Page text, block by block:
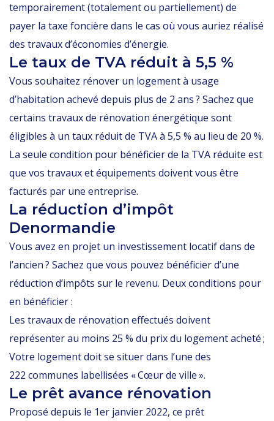
temporairement (totalement ou partiellement) de
payer la taxe foncière dans le cas où vous auriez réalisé
des travaux d’économies d’énergie.
Le taux de TVA réduit à 5,5 %
Vous souhaitez rénover un logement à usage
d’habitation achevé depuis plus de 2 ans ? Sachez que
certains travaux de rénovation énergétique sont
éligibles à un taux réduit de TVA à 5,5 % au lieu de 20 %.
La seule condition pour bénéficier de la TVA réduite est
que vos travaux et équipements doivent vous être
facturés par une entreprise.
La réduction d’impôt
Denormandie
Vous avez en projet un investissement locatif dans de
l’ancien ? Sachez que vous pouvez bénéficier d’une
réduction d’impôts sur le revenu. Deux conditions pour
en bénéficier :
Les travaux de rénovation effectués doivent
représenter au moins 25 % du prix du logement acheté ;
Votre logement doit se situer dans l’une des
222 communes labellisées « Cœur de ville ».
Le prêt avance rénovation
Proposé depuis le 1er janvier 2022, ce prêt